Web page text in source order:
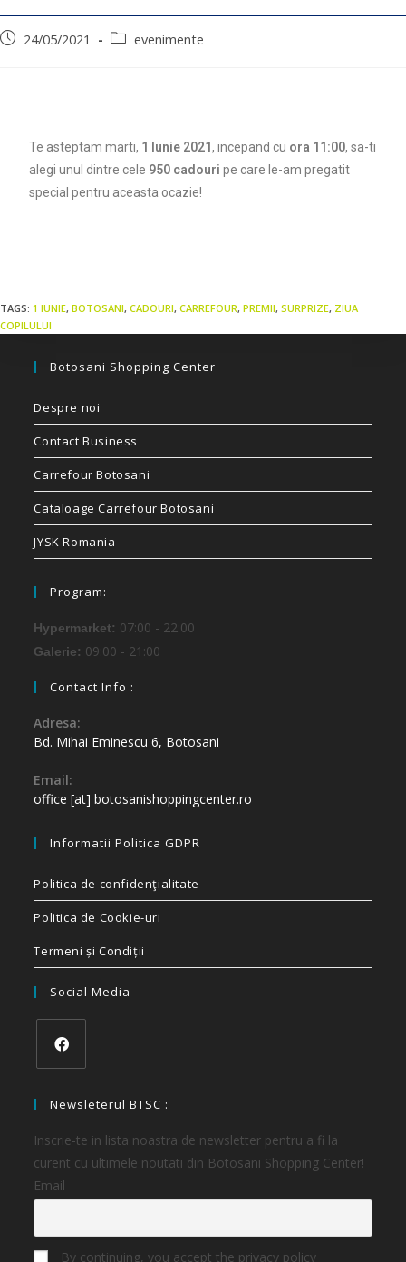
24/05/2021 evenimente
Te asteptam marti, 1 Iunie 2021, incepand cu ora 11:00, sa-ti
alegi unul dintre cele 950 cadouri pe care le-am pregatit
special pentru aceasta ocazie!
TAGS: 1 IUNIE, BOTOSANI, CADOURI, CARREFOUR, PREMII, SURPRIZE, ZIUA
COPILULUI
Botosani Shopping Center
Despre noi
Contact Business
Carrefour Botosani
Cataloage Carrefour Botosani
JYSK Romania
Program:
Hypermarket: 07:00 - 22:00
Galerie: 09:00 - 21:00
Contact Info :
Adresa:
Bd. Mihai Eminescu 6, Botosani
Email:
office [at] botosanishoppingcenter.ro
Informatii Politica GDPR
Politica de confidenţialitate
Politica de Cookie-uri
Termeni și Condiții
Social Media
Newsleterul BTSC :
Inscrie-te in lista noastra de newsletter pentru a fi la
curent cu ultimele noutati din Botosani Shopping Center!
Email
By continuing, you accept the privacy policy